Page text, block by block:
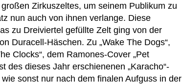
Zirkuszeltes, um seinem Publikum zu
nun auch von ihnen verlange. Diese
zu Dreiviertel gefüllte Zelt ging von der
Duracell-Häschen. Zu „Wake The Dogs“,
Clocks“, dem Ramones-Cover „Pet
des dieses Jahr erschienenen „Karacho“-
sonst nur nach dem finalen Aufguss in der